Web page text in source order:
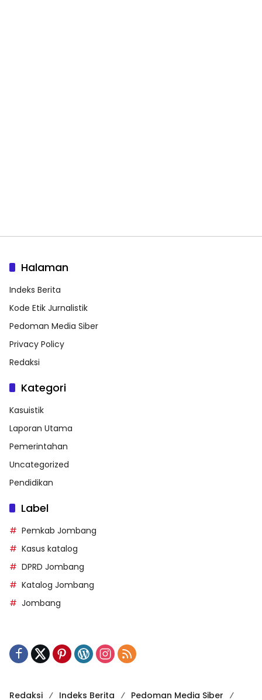
Halaman
Indeks Berita
Kode Etik Jurnalistik
Pedoman Media Siber
Privacy Policy
Redaksi
Kategori
Kasuistik
Laporan Utama
Pemerintahan
Uncategorized
Pendidikan
Label
Pemkab Jombang
Kasus katalog
DPRD Jombang
Katalog Jombang
Jombang
Redaksi Indeks Berita Pedoman Media Siber